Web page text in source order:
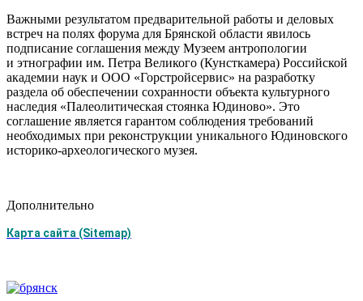
Важными результатом предварительной работы и деловых
встреч на полях форума для Брянской области явилось
подписание соглашения между Музеем антропологии
и этнографии им. Петра Великого (Кунсткамера) Российской
академии наук и ООО «Горстройсервис» на разработку
раздела об обеспечении сохранности объекта культурного
наследия «Палеолитическая стоянка Юдиново». Это
соглашение является гарантом соблюдения требований
необходимых при реконструкции уникального Юдиновского
историко-археологического музея.
Дополнительно
Карта сайта (Sitemap)